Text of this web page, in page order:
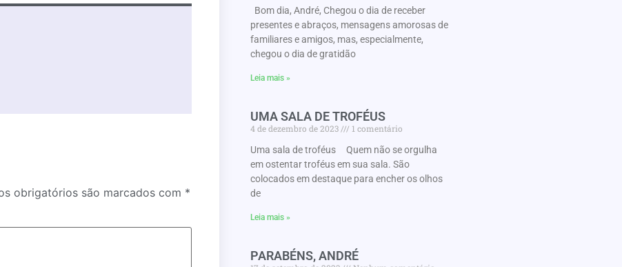
obrigatórios são marcados com *
Bom dia, André, Chegou o dia de receber
presentes e abraços, mensagens amorosas de
familiares e amigos, mas, especialmente,
chegou o dia de gratidão
Leia mais »
UMA SALA DE TROFÉUS
4 de dezembro de 2023
1 comentário
Uma sala de troféus Quem não se orgulha
em ostentar troféus em sua sala. São
colocados em destaque para encher os olhos
de
Leia mais »
PARABÉNS, ANDRÉ